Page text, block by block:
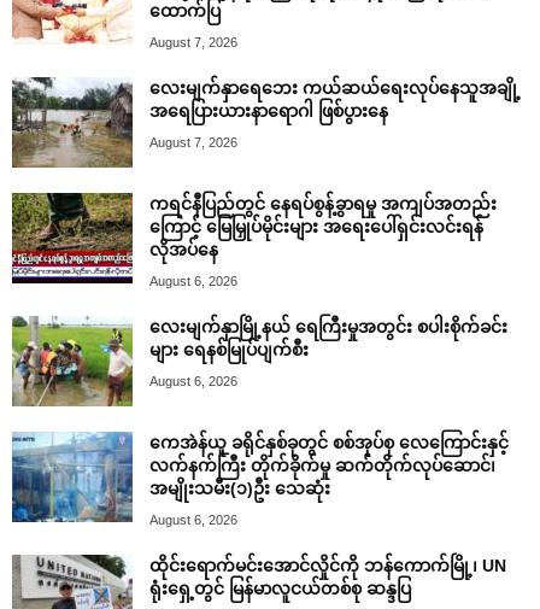
ထောက်ပြ
August 7, 2026
လေးမျက်နှာရေဘေး ကယ်ဆယ်ရေးလုပ်နေသူအချို့
အရေပြားယားနာရောဂါ ဖြစ်ပွားနေ
August 7, 2026
ကရင်နီပြည်တွင် နေရပ်စွန့်ခွာရမှု အကျပ်အတည်း
ကြောင့် မြေမြှုပ်မိုင်းများ အရေးပေါ်ရှင်းလင်းရန်
လိုအပ်နေ
August 6, 2026
လေးမျက်နှာမြို့နယ် ရေကြီးမှုအတွင်း စပါးစိုက်ခင်း
များ ရေနစ်မြုပ်ပျက်စီး
August 6, 2026
ကေအဲန်ယူ ခရိုင်နှစ်ခုတွင် စစ်အုပ်စု လေကြောင်းနှင့်
လက်နက်ကြီး တိုက်ခိုက်မှု ဆက်တိုက်လုပ်ဆောင်၊
အမျိုးသမီး(၁)ဦး သေဆုံး
August 6, 2026
ထိုင်းရောက်မင်းအောင်လှိုင်ကို ဘန်ကောက်မြို့၊ UN
ရုံးရှေ့တွင် မြန်မာလူငယ်တစ်စု ဆန္ဒပြ